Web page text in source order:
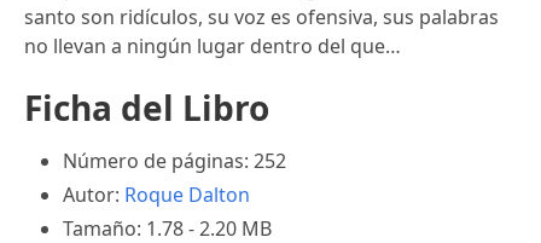
santo son ridículos, su voz es ofensiva, sus palabras
no llevan a ningún lugar dentro del que…
Ficha del Libro
Número de páginas: 252
Autor: Roque Dalton
Tamaño: 1.78 - 2.20 MB